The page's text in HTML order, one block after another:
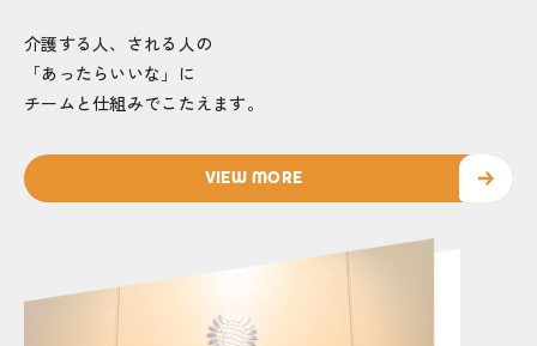
介護する人、される人の
「あったらいいな」に
チームと仕組みでこたえます。
VIEW MORE